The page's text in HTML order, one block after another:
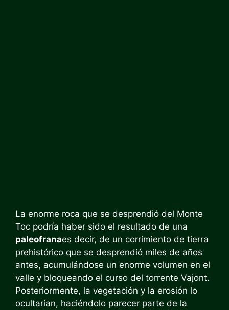
La enorme roca que se desprendió del Monte
Toc podría haber sido el resultado de una
paleofranaes decir, de un corrimiento de tierra
prehistórico que se desprendió miles de años
antes, acumulándose un enorme volumen en el
valle y bloqueando el curso del torrente Vajont.
Posteriormente, la vegetación y la erosión lo
ocultarían, haciéndolo parecer parte de la